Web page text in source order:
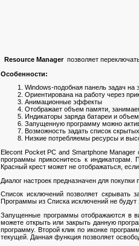
Resource Managerпозволяет
Особенности:
Windows-подобная панель задач на
Ориентирована на работу через
Анимационные эффекты
Отображает объем памяти,
Индикаторы заряда батареи и
Запущенную программу можно
Возможность задать список
Низкие потребляемы ресурсы и
Elecont Pocket PC and Smartphone Manager
программы прикоснитесь к индикаторам.
Красный крест может не отображаться,
Диалог настроек предназначен для
Список исключений позволяет скрывать
Программы из Списка исключений не
Запущенные программы отображаются в
можете открыть или закрыть данную
программу. Второй клик по иконке
текущей. Данная функция позволяет